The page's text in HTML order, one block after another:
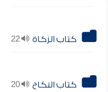
22 كتاب الزكاة
20 كتاب النكاح